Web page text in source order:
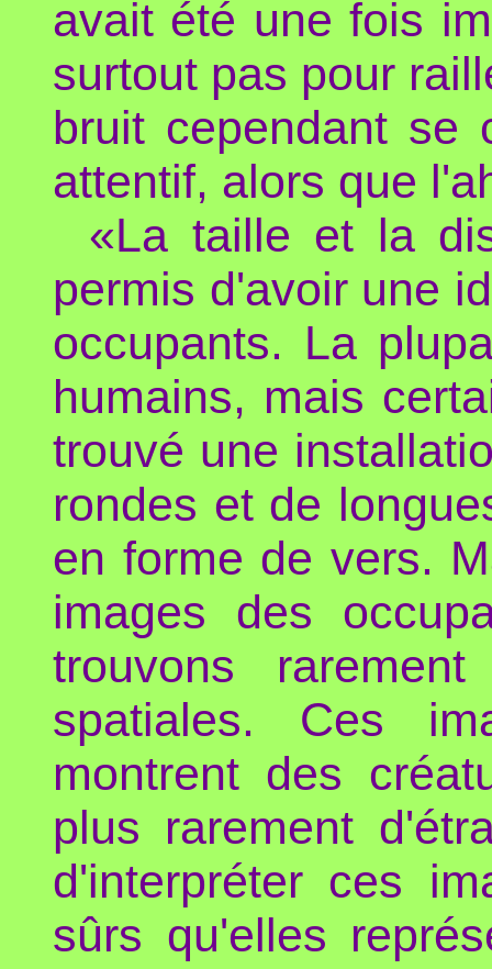
avait été une fois
surtout pas pour
bruit cependant se
attentif, alors que
«La taille et la
permis d'avoir une
occupants. La
humains, mais
trouvé une
rondes et de
en forme de vers.
images des
trouvons
spatiales. Ces
montrent des
plus rarement
d'interpréter ces
sûrs qu'elles